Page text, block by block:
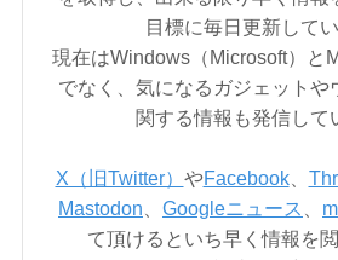
目標に毎日更新してい
現在はWindows（Microsoft）と
でなく、気になるガジェットや
関する情報も発信して
X（旧Twitter） やFacebook、
Mastodon
Googleニュース
て頂けるといち早く情報を